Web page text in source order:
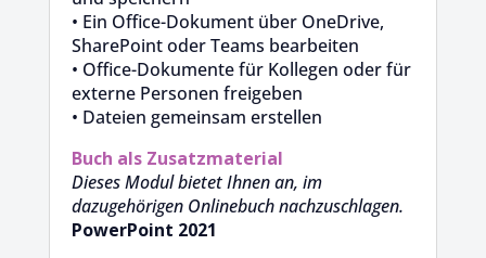
• Ein Office-Dokument über OneDrive,
SharePoint oder Teams bearbeiten
• Office-Dokumente für Kollegen oder für
externe Personen freigeben
• Dateien gemeinsam erstellen
Buch als Zusatzmaterial
Dieses Modul bietet Ihnen an, im
dazugehörigen Onlinebuch nachzuschlagen.
PowerPoint 2021